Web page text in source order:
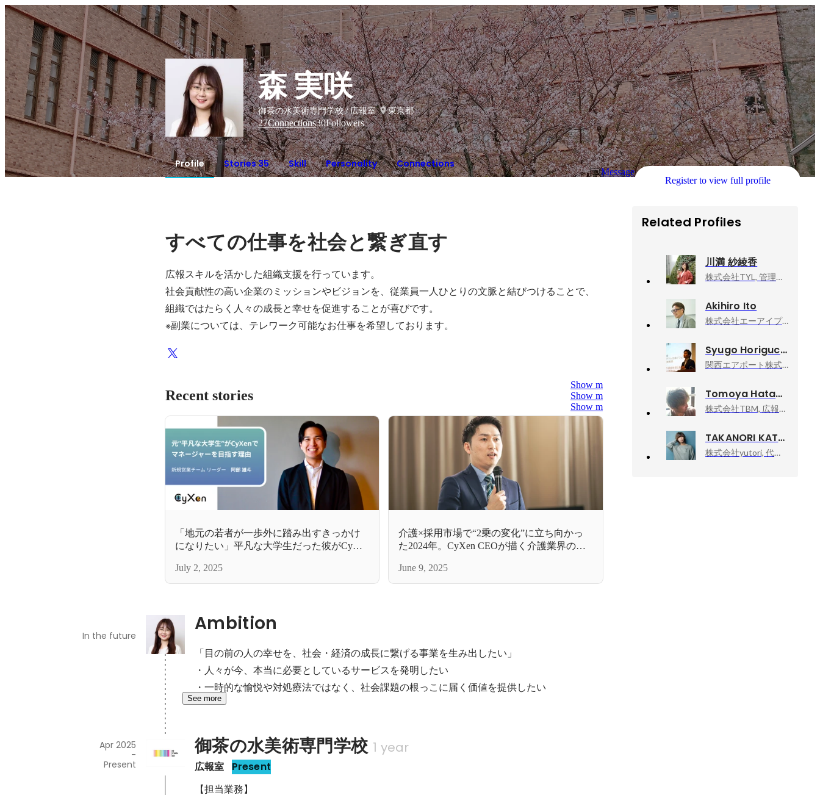
森 実咲
御茶の水美術専門学校 / 広報室
東京都
27Connections30Followers
Profile Stories 35 Skill Personality Connections
Message
Register to view full profile
すべての仕事を社会と繋ぎ直す
広報スキルを活かした組織支援を行っています。
社会貢献性の高い企業のミッションやビジョンを、従業員一人ひとりの文脈と結びつけることで、
組織ではたらく人々の成長と幸せを促進することが喜びです。
※副業については、テレワーク可能なお仕事を希望しております。
Recent stories
Show more
Show more
Show more
「地元の若者が一歩外に踏み出すきっかけ
になりたい」平凡な大学生だった彼がCyXen
July 2, 2025
介護×採用市場で“2乗の変化”に立ち向かっ
た2024年。CyXen CEOが描く介護業界の未
June 9, 2025
Ambition
In the future
「目の前の人の幸せを、社会・経済の成長に繋げる事業を生み出したい」
・人々が今、本当に必要としているサービスを発明したい
・一時的な愉悦や対処療法ではなく、社会課題の根っこに届く価値を提供したい
See more
御茶の水美術専門学校 1 year
広報室 Present
Apr 2025
-
Present
【担当業務】
Related Profiles
川満 紗綾香
株式会社TYL, 管理本部 人事部
Akihiro Ito
株式会社エーアイプロダクション, 代表取締役インタビュアー
Syugo Horiguchi
関西エアポート株式会社, HRBP
Tomoya Hatano
株式会社TBM, 広報・マーケティング部マネージャー
TAKANORI KATAISHI
株式会社yutori, 代表取締役社長